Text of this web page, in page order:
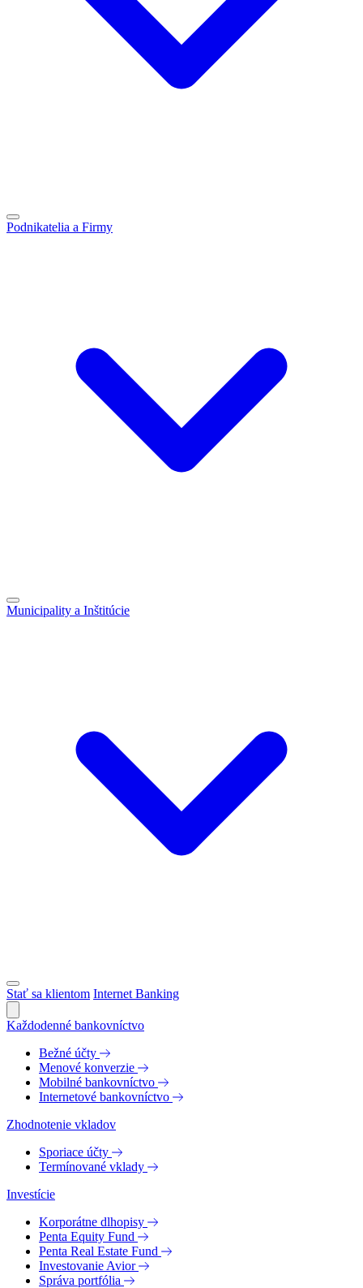
Podnikatelia a Firmy
Municipality a Inštitúcie
Stať sa klientom Internet Banking
Každodenné bankovníctvo
Bežné účty
Menové konverzie
Mobilné bankovníctvo
Internetové bankovníctvo
Zhodnotenie vkladov
Sporiace účty
Termínované vklady
Investície
Korporátne dlhopisy
Penta Equity Fund
Penta Real Estate Fund
Investovanie Avior
Správa portfólia